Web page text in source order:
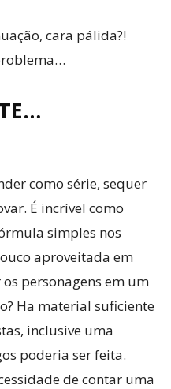
cara pálida?!
como série, sequer
É incrível como
simples nos
aproveitada em
personagens em um
Ha material suficiente
inclusive uma
poderia ser feita.
de contar uma